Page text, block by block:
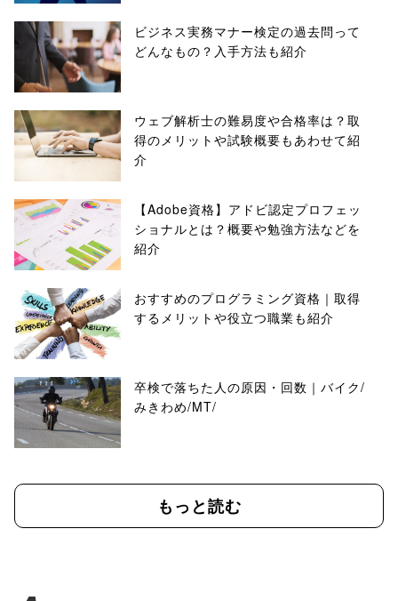
ビジネス実務マナー検定の過去問って
どんなもの？入手方法も紹介
ウェブ解析士の難易度や合格率は？取
得のメリットや試験概要もあわせて紹
介
【Adobe資格】アドビ認定プロフェッ
ショナルとは？概要や勉強方法などを
紹介
おすすめのプログラミング資格｜取得
するメリットや役立つ職業も紹介
卒検で落ちた人の原因・回数｜バイク/
みきわめ/MT/
もっと読む